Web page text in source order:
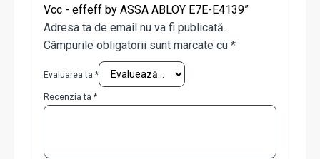
Vcc - effeff by ASSA ABLOY E7E-E4139”
Adresa ta de email nu va fi publicată.
Câmpurile obligatorii sunt marcate cu *
Evaluarea ta *
Recenzia ta *